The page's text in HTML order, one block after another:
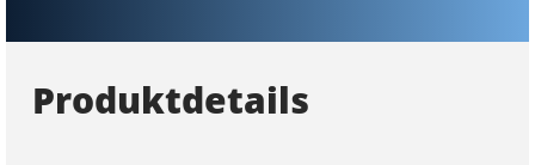
Produktdetails